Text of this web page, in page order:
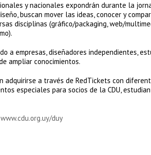
y nacionales expondrán durante la
buscan mover las ideas, conocer y
disciplinas (gráfico/packaging, web/
a empresas, diseñadores independientes,
ampliar conocimientos.
adquirirse a través de RedTickets con
especiales para socios de la CDU,
www.cdu.org.uy/duy